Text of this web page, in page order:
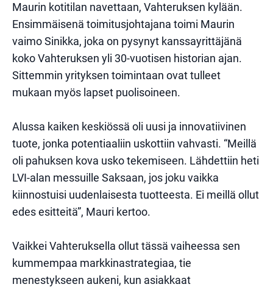
Maurin kotitilan navettaan, Vahteruksen kylään.
Ensimmäisenä toimitusjohtajana toimi Maurin
vaimoSinikka, joka on pysynyt kanssayrittäjänä
koko Vahteruksen yli 30-vuotisen historian ajan.
Sittemmin yrityksen toimintaan ovat tulleet
mukaan myös lapset puolisoineen.
Alussa kaiken keskiössä oli uusi ja innovatiivinen
tuote, jonka potentiaaliin uskottiin vahvasti. “Meillä
oli pahuksen kova usko tekemiseen. Lähdettiin heti
LVI-alan messuille Saksaan, jos joku vaikka
kiinnostuisi uudenlaisesta tuotteesta. Ei meillä ollut
edes esitteitä”, Mauri kertoo.
Vaikkei Vahteruksella ollut tässä vaiheessa sen
kummempaa markkinastrategiaa, tie
menestykseen aukeni, kun asiakkaat